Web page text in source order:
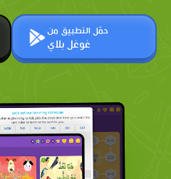
حمّل التطبيق من
غوغل بلاي